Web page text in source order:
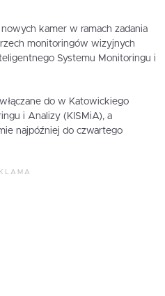
kamer w ramach zadania
monitoringów wizyjnych
Systemu Monitoringu i
do w Katowickiego
i Analizy (KISMiA), a
najpóźniej do czwartego